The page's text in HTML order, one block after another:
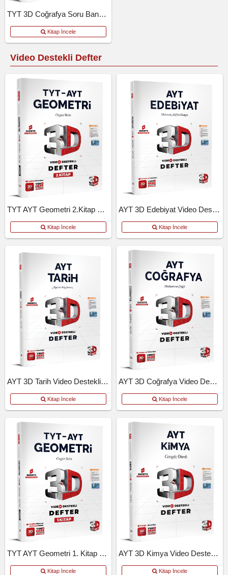
TYT 3D Coğrafya Soru Bankası
Kitap İncele
Video Destekli Defter
TYT AYT Geometri 2.Kitap Video Destekli Defter
Kitap İncele
AYT 3D Edebiyat Video Destekli Defter
Kitap İncele
AYT 3D Tarih Video Destekli Defter
Kitap İncele
AYT 3D Coğrafya Video Destekli Defter
Kitap İncele
TYT AYT Geometri 1. Kitap Video Destekli Defter
Kitap İncele
AYT 3D Kimya Video Destekli Defter
Kitap İncele